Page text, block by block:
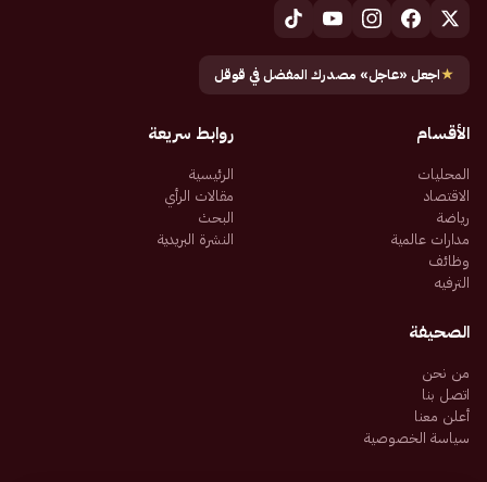
★اجعل «عاجل» مصدرك المفضل في قوقل
الأقسام
المحليات
الاقتصاد
رياضة
مدارات عالمية
وظائف
الترفيه
روابط سريعة
الرئيسية
مقالات الرأي
البحث
النشرة البريدية
الصحيفة
من نحن
اتصل بنا
أعلن معنا
سياسة الخصوصية